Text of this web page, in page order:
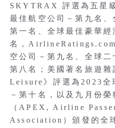
SKYTRAX 評選為五星
最佳航空公司－第九名、
第一名、全球最佳豪華經
名，AirlineRatings.com
空公司－第九名、全球二
第八名；美國著名旅遊
Leisure》評選為2023全
－第十名，以及九月份
（APEX, Airline
Association）頒發的全